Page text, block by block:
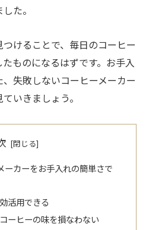
た。
けることで、毎日のコーヒー
ものになるはずです。お手入
失敗しないコーヒーメーカー
いきましょう。
ーカーをお手入れの簡単さで
活用できる
ーヒーの味を損なわない